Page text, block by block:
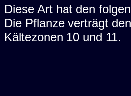
Diese Art hat den
Die Pflanze verträgt
Kältezonen 10 und 11.